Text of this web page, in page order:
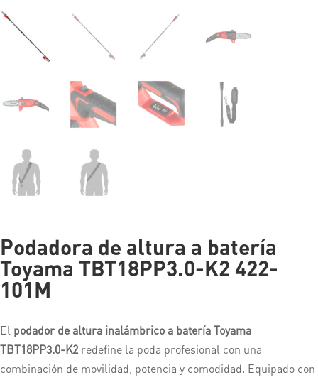
Podadora de altura a batería
Toyama TBT18PP3.0-K2 422-
101M
El podador de altura inalámbrico a batería Toyama
TBT18PP3.0-K2 redefine la poda profesional con una
combinación de movilidad, potencia y comodidad. Equipado con